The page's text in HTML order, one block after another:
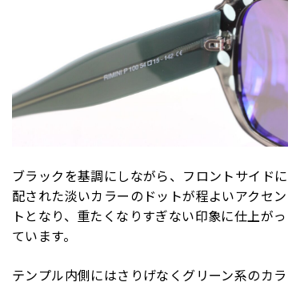
ブラックを基調にしながら、フロントサイドに
配された淡いカラーのドットが程よいアクセン
トとなり、重たくなりすぎない印象に仕上がっ
ています。
テンプル内側にはさりげなくグリーン系のカラ